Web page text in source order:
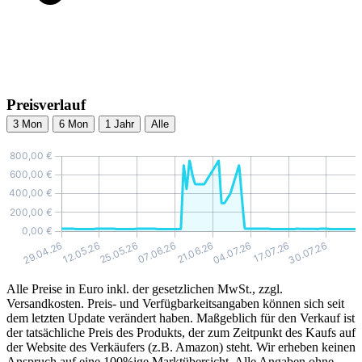
Preisverlauf
3 Mon 6 Mon 1 Jahr Alle
Alle Preise in Euro inkl. der gesetzlichen MwSt., zzgl.
Versandkosten. Preis- und Verfügbarkeitsangaben können sich seit
dem letzten Update verändert haben. Maßgeblich für den Verkauf ist
der tatsächliche Preis des Produkts, der zum Zeitpunkt des Kaufs auf
der Website des Verkäufers (z.B. Amazon) steht. Wir erheben keinen